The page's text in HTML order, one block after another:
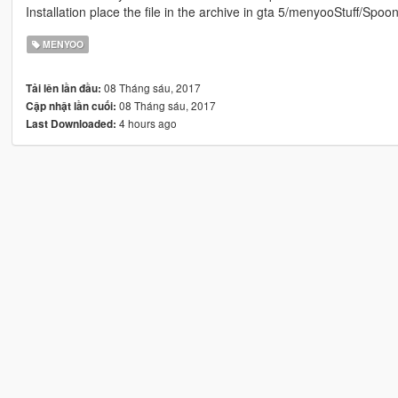
Installation place the file in the archive in gta 5/menyooStuff/
MENYOO
Tải lên lần đầu: 08 Tháng sáu, 2017
Cập nhật lần cuối: 08 Tháng sáu, 2017
Last Downloaded: 4 hours ago